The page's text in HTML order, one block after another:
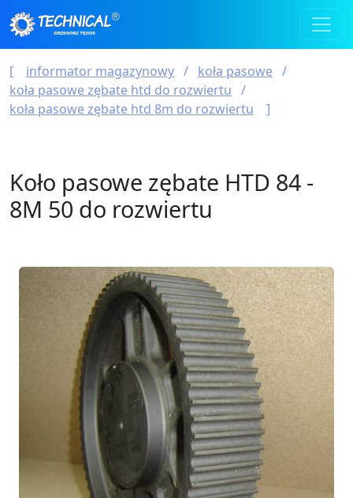
informator magazynowy
koła pasowe
koła pasowe zębate htd do rozwiertu
koła pasowe zębate htd 8m do rozwiertu
Koło pasowe zębate HTD 84 -
8M 50 do rozwiertu